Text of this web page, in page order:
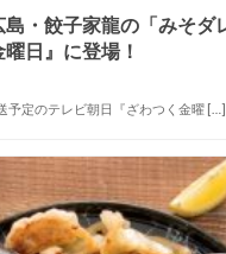
島・餃子家龍の「みそダ
日』に登場！
予定のテレビ朝日『ざわつく金曜 […]